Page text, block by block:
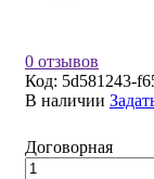
0 отзывов
Код: 5d581243-
В наличии
Договорная